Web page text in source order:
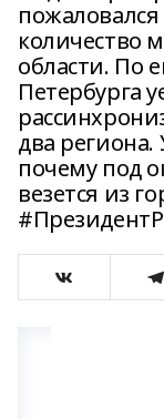
количество
области. По
Петербурга
два
почему под
везется из